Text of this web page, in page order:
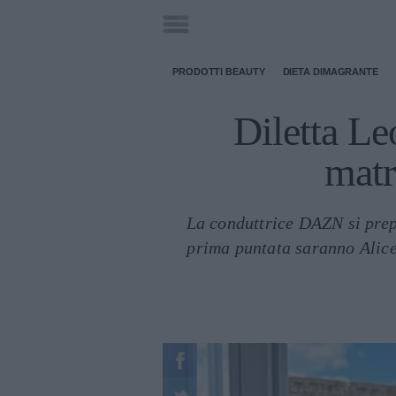
PRODOTTI BEAUTY DIETA DIMAGRANTE
Diletta
La conduttrice DAZN si
prima puntata saranno